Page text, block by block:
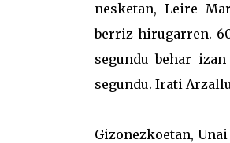
nesketan, Leire
berriz hirugarren.
segundu behar
segundu. Irati
Gizonezkoetan,